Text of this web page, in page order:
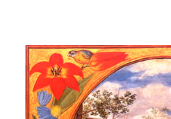
INICIO
QUIENES SOMOS